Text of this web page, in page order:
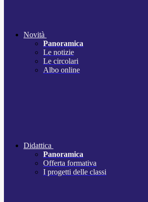
Novità
Panoramica
Le notizie
Le circolari
Albo online
Didattica
Panoramica
Offerta formativa
I progetti delle classi